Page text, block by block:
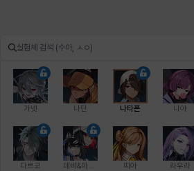
가넷 나딘 나타폰 니아
다르코 띠아 라우라